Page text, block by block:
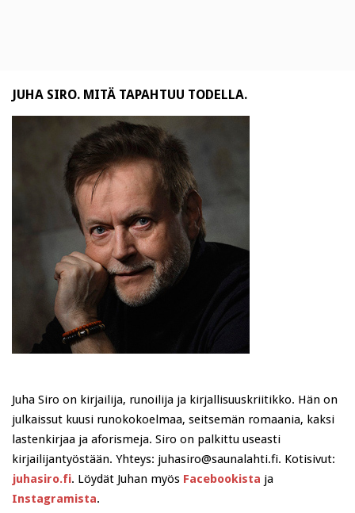
JUHA SIRO. MITÄ TAPAHTUU TODELLA.
Juha Siro on kirjailija, runoilija ja kirjallisuuskriitikko. Hän on
julkaissut kuusi runokokoelmaa, seitsemän romaania, kaksi
lastenkirjaa ja aforismeja. Siro on palkittu useasti
kirjailijantyöstään. Yhteys: juhasiro@saunalahti.fi. Kotisivut:
juhasiro.fi. Löydät Juhan myös Facebookista ja
Instagramista.